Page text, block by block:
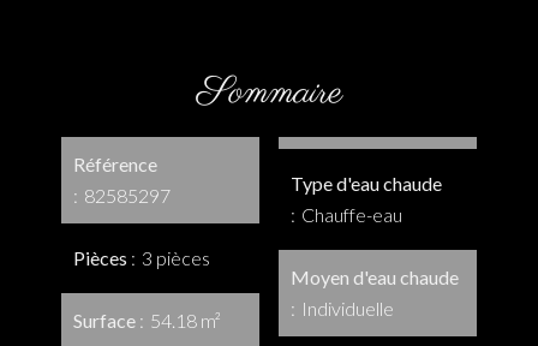
Sommaire
Référence
82585297
Pièces 3 pièces
Surface 54.18 m²
Type d'eau chaude
Chauffe-eau
Moyen d'eau chaude
Individuelle